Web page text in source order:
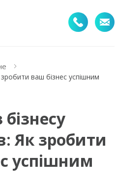
зробити ваш бізнес успішним
Як зробити
успішним